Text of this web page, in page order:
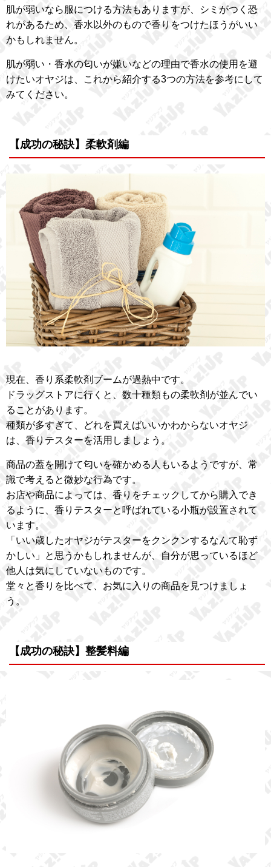
肌が弱いなら服につける方法もありますが、シミがつく恐
れがあるため、香水以外のもので香りをつけたほうがいい
かもしれません。
肌が弱い・香水の匂いが嫌いなどの理由で香水の使用を避
けたいオヤジは、これから紹介する3つの方法を参考にして
みてください。
【成功の秘訣】柔軟剤編
現在、香り系柔軟剤ブームが過熱中です。
ドラッグストアに行くと、数十種類もの柔軟剤が並んでい
ることがあります。
種類が多すぎて、どれを買えばいいかわからないオヤジ
は、香りテスターを活用しましょう。
商品の蓋を開けて匂いを確かめる人もいるようですが、常
識で考えると微妙な行為です。
お店や商品によっては、香りをチェックしてから購入でき
るように、香りテスターと呼ばれている小瓶が設置されて
います。
「いい歳したオヤジがテスターをクンクンするなんて恥ず
かしい」と思うかもしれませんが、自分が思っているほど
他人は気にしていないものです。
堂々と香りを比べて、お気に入りの商品を見つけましょ
う。
【成功の秘訣】整髪料編